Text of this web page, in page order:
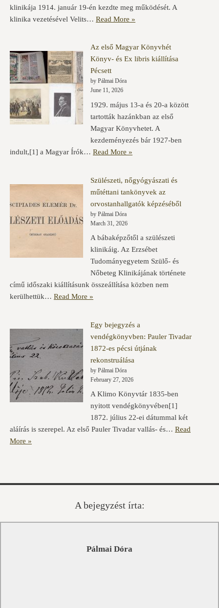
klinikája 1914. január 19-én kezdte meg működését. A
klinika vezetésével Velits… Read More »
Az első Magyar Könyvhét
Könyv- és Ex libris kiállítása
Pécsett
by Pálmai Dóra
June 11, 2026
1929. május 13-a és 20-a között
tartották hazánkban az első
Magyar Könyvhetet. A
kezdeményezés bár 1927-ben
indult,[1] a Magyar Írók… Read More »
Szülészeti, nőgyógyászati és
műtéttani tankönyvek az
orvostanhallgatók képzéséből
by Pálmai Dóra
March 31, 2026
A bábaképzőtől a szülészeti
klinikáig. Az Erzsébet
Tudományegyetem Szülő- és
Nőbeteg Klinikájának története
című időszaki kiállításunk összeállítása közben nem
kerülhettük… Read More »
Egy bejegyzés a
vendégkönyvben: Pauler Tivadar
1872-es pécsi útjának
rekonstruálása
by Pálmai Dóra
February 27, 2026
A Klimo Könyvtár 1835-ben
nyitott vendégkönyvében[1]
1872. július 22-ei dátummal két
aláírás is szerepel. Az első Pauler Tivadar vallás- és… Read
More »
A bejegyzést írta:
Pálmai Dóra